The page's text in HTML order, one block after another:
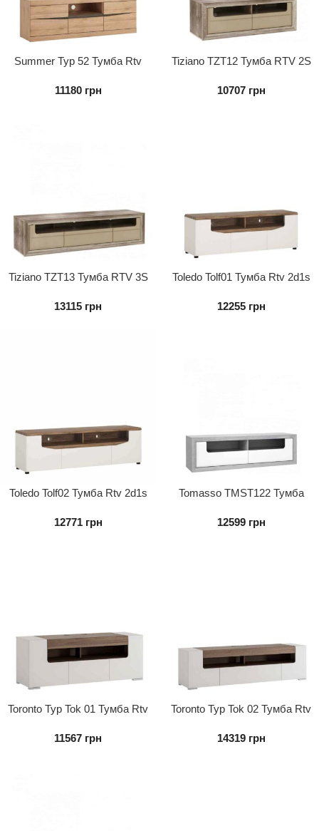
Summer Typ 52 Тумба Rtv
11180 грн
Tiziano TZT12 Тумба RTV 2S
10707 грн
Tiziano TZT13 Тумба RTV 3S
13115 грн
Toledo Tolf01 Тумба Rtv 2d1s
12255 грн
Toledo Tolf02 Тумба Rtv 2d1s
12771 грн
Tomasso TMST122 Тумба
12599 грн
Toronto Typ Tok 01 Тумба Rtv
11567 грн
Toronto Typ Tok 02 Тумба Rtv
14319 грн